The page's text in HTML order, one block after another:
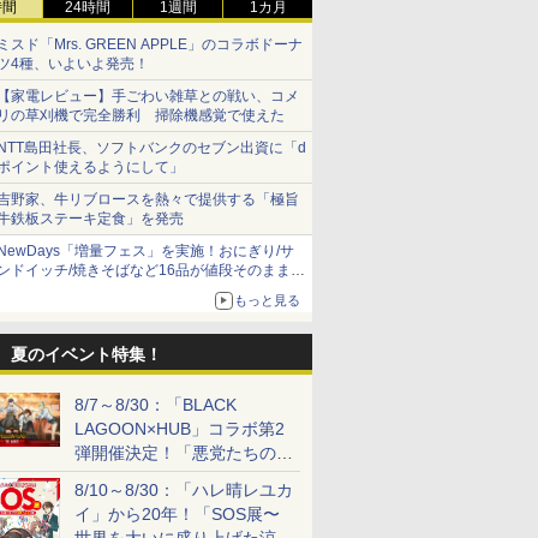
24時間 1週間 1カ月
スド「Mrs. GREEN APPLE」のコラボドーナ
4種、いよいよ発売！
家電レビュー】手ごわい雑草との戦い、コメ
の草刈機で完全勝利 掃除機感覚で使えた
島田社長、ソフトバンクのセブン出資に「d
イント使えるようにして」
野家、牛リブロースを熱々で提供する「極旨
鉄板ステーキ定食」を発売
「増量フェス」を実施！おにぎり/サ
ドイッチ/焼きそばなど16品が値段そのままで
もっと見る
夏のイベント特集！
8/7～8/30：「BLACK
LAGOON×HUB」コラボ第2
弾開催決定！「悪党たちの休
日」がテーマに
8/10～8/30：「ハレ晴レユカ
イ」から20年！「SOS展〜